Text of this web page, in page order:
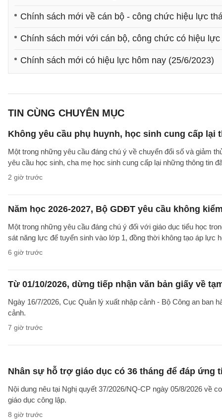
Chính sách mới về cán bộ - công chức hiệu lực
Chính sách mới với cán bộ, công chức có hiệu
Chính sách mới có hiệu lực hôm nay (25/6/2023)
TIN CÙNG CHUYÊN MỤC
Không yêu cầu phụ huynh, học sinh cung cấp lại
Một trong những yêu cầu đáng chú ý về chuyển đổi số và giảm
yêu cầu học sinh, cha mẹ học sinh cung cấp lại những thông tin
2 giờ trước
Năm học 2026-2027, Bộ GDĐT yêu cầu không
Một trong những yêu cầu đáng chú ý đối với giáo dục tiểu học
sát năng lực để tuyển sinh vào lớp 1, đồng thời không tạo áp
6 giờ trước
Từ 01/10/2026, dừng tiếp nhận văn bản giấy về
Ngày 16/7/2026, Cục Quản lý xuất nhập cảnh - Bộ Công an ban
cảnh.
7 giờ trước
Nhân sự hỗ trợ giáo dục có 36 tháng để đáp
Nội dung nêu tại Nghị quyết 37/2026/NQ-CP ngày 05/8/2026
giáo dục công lập.
8 giờ trước